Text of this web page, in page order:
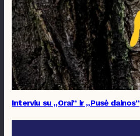
Interviu su „Orai“ ir „Pusė dainos“